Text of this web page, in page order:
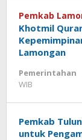
Pemkab
Khotmil
Lamongan
Pemerintahan
WIB
Pemkab
untuk